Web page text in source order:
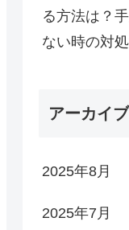
る方法は？
ない時の対
アーカイブ
2025年8月
2025年7月